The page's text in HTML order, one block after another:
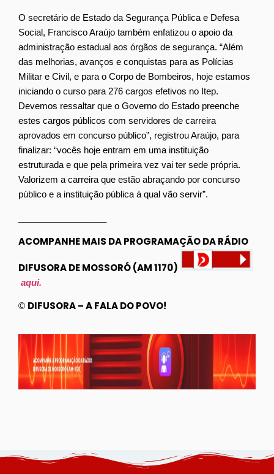
O secretário de Estado da Segurança Pública e Defesa
Social, Francisco Araújo também enfatizou o apoio da
administração estadual aos órgãos de segurança. “Além
das melhorias, avanços e conquistas para as Polícias
Militar e Civil, e para o Corpo de Bombeiros, hoje estamos
iniciando o curso para 276 cargos efetivos no Itep.
Devemos ressaltar que o Governo do Estado preenche
estes cargos públicos com servidores de carreira
aprovados em concurso público”, registrou Araújo, para
finalizar: “vocês hoje entram em uma instituição
estruturada e que pela primeira vez vai ter sede própria.
Valorizem a carreira que estão abraçando por concurso
público e a instituição pública à qual vão servir”.
ACOMPANHE MAIS DA PROGRAMAÇÃO DA RÁDIO
DIFUSORA DE MOSSORÓ (AM 1170)
aqui.
© DIFUSORA – A FALA DO POVO!